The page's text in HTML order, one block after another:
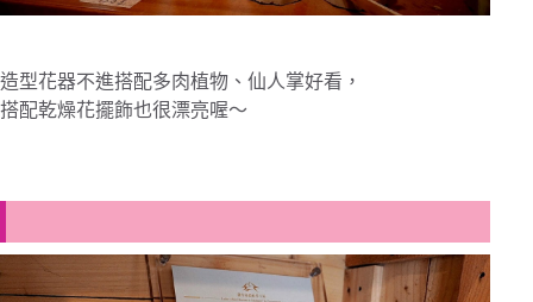
造型花器不進搭配多肉植物、仙人掌好看，
搭配乾燥花擺飾也很漂亮喔～